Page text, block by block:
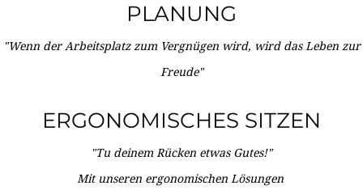
PLANUNG
"Wenn der Arbeitsplatz zum Vergnügen wird, wird das Leben zur
Freude"
ERGONOMISCHES SITZEN
"Tu deinem Rücken etwas Gutes!"
Mit unseren ergonomischen Lösungen